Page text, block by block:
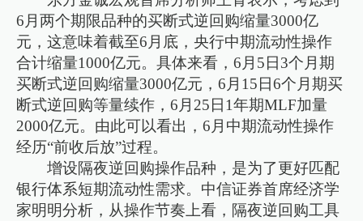
6月两个期限品种的买断式逆回购缩量3000亿
元，这意味着截至6月底，央行中期流动性操作
合计缩量1000亿元。具体来看，6月5日3个月期
买断式逆回购缩量3000亿元，6月15日6个月期买
断式逆回购等量续作，6月25日1年期MLF加量
2000亿元。由此可以看出，6月中期流动性操作
经历“前收后放”过程。
增设隔夜逆回购操作品种，是为了更好匹配
银行体系短期流动性需求。中信证券首席经济学
家明明分析，从操作节奏上看，隔夜逆回购工具